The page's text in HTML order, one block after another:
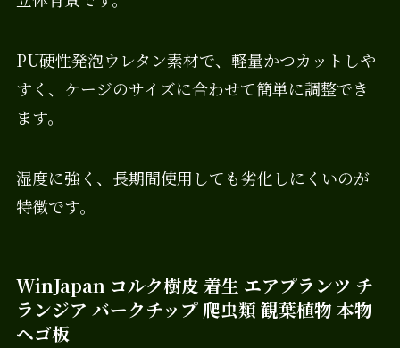
PU硬性発泡ウレタン素材で、軽量かつカットしや
すく、ケージのサイズに合わせて簡単に調整でき
ます。
湿度に強く、長期間使用しても劣化しにくいのが
特徴です。
WinJapan コルク樹皮 着生 エアプランツ チ
ランジア バークチップ 爬虫類 観葉植物 本物
ヘゴ板